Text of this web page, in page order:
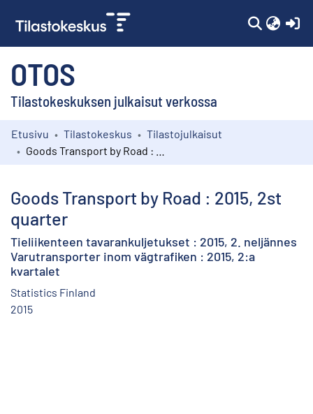
OTOS
Tilastokeskuksen julkaisut verkossa
Kokoelmat
Etusivu Tilastokeskus
Tilastojulkaisut
Goods Transport by Road : 2015, 2st
quarter
Tieliikenteen tavarankuljetukset : 2015, 2. neljännes
Varutransporter inom vägtrafiken : 2015, 2:a
kvartalet
Statistics Finland
2015